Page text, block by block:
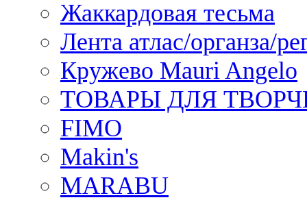
Жаккардовая тесьма
Лента атлас/органза/
Кружево Mauri Angelo
ТОВАРЫ ДЛЯ
FIMO
Makin's
MARABU